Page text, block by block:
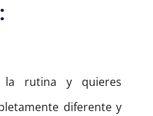
la rutina y quieres
diferente y